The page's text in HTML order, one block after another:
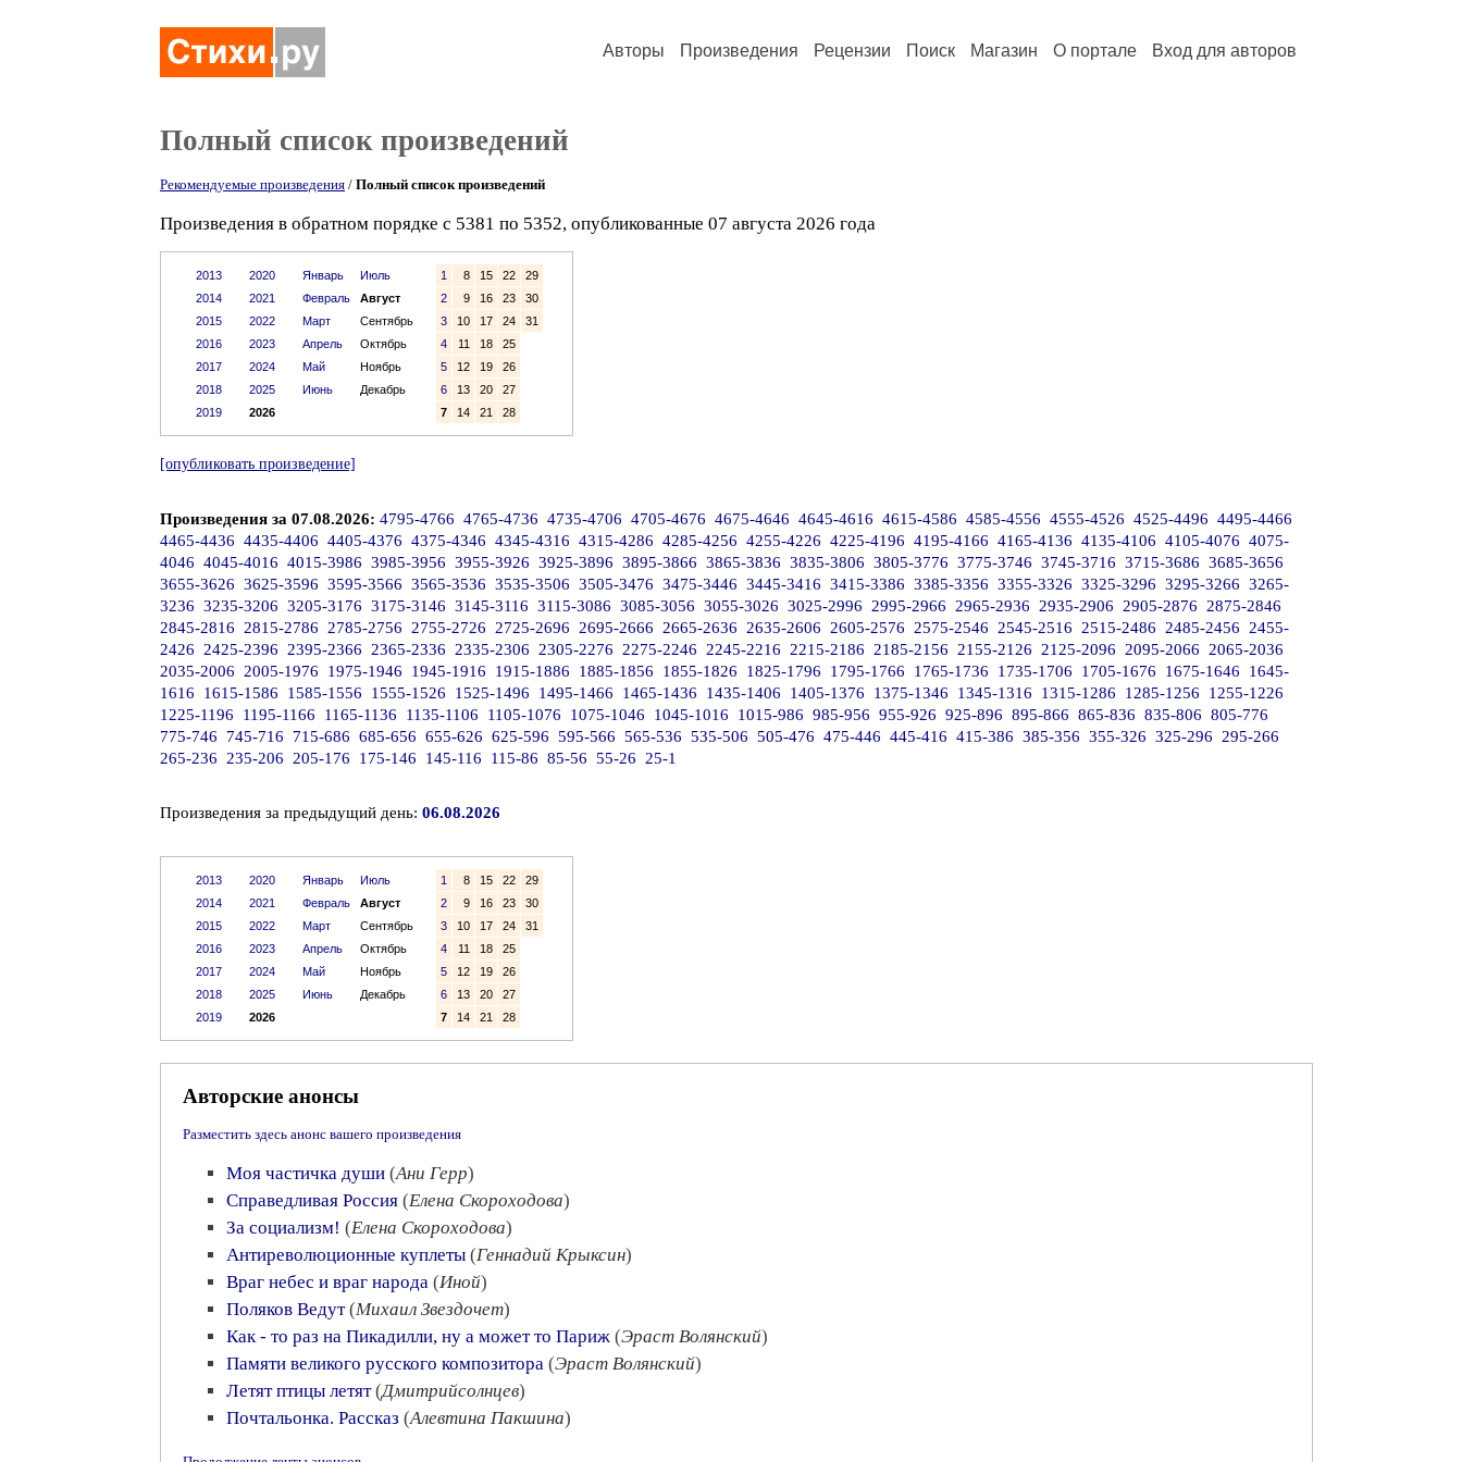
Авторы Произведения Рецензии Поиск Магазин О портале Вход для авторов
Полный список произведений
Рекомендуемые произведения / Полный список произведений
Произведения в обратном порядке с 5381 по 5352, опубликованные 07 августа 2026 года
2013
2014
2015
2016
2017
2018
2019
2020
2021
2022
2023
2024
2025
2026
Январь
Июль
Февраль
Август
Март
Сентябрь
Апрель
Октябрь
Май
Ноябрь
Июнь
Декабрь
1 8 15 22
29
2
9 16 23
30
3
10 17 24
31
4
11 18
25
5
12 19
26
6
13 20
27
7
14 21 28
[опубликовать произведение]
Произведения за 07.08.2026: 4795-4766 4765-4736 4735-4706 4705-4676 4675-4646 4645-4616 4615-4586 4585-4556 4555-4526 4525-4496 4495-4466
4465-4436 4435-4406 4405-4376 4375-4346 4345-4316 4315-4286 4285-4256 4255-4226 4225-4196 4195-4166 4165-4136 4135-4106 4105-4076 4075-
4046 4045-4016 4015-3986 3985-3956 3955-3926 3925-3896 3895-3866 3865-3836 3835-3806 3805-3776 3775-3746 3745-3716 3715-3686 3685-3656
3655-3626 3625-3596 3595-3566 3565-3536 3535-3506 3505-3476 3475-3446 3445-3416 3415-3386 3385-3356 3355-3326 3325-3296 3295-3266 3265-
3236 3235-3206 3205-3176 3175-3146 3145-3116 3115-3086 3085-3056 3055-3026 3025-2996 2995-2966 2965-2936 2935-2906 2905-2876
2875-2846
2845-2816
2815-2786 2785-2756 2755-2726 2725-2696 2695-2666 2665-2636 2635-2606 2605-2576 2575-2546 2545-2516 2515-2486 2485-2456
2455-
2426
2425-2396 2395-2366 2365-2336 2335-2306 2305-2276 2275-2246 2245-2216 2215-2186 2185-2156 2155-2126 2125-2096 2095-2066
2065-2036
2035-2006
2005-1976 1975-1946 1945-1916 1915-1886 1885-1856 1855-1826 1825-1796 1795-1766 1765-1736 1735-1706 1705-1676 1675-1646
1645-
1616
1615-1586 1585-1556 1555-1526 1525-1496 1495-1466 1465-1436 1435-1406 1405-1376 1375-1346 1345-1316 1315-1286 1285-1256
1255-1226
1225-1196
1195-1166 1165-1136 1135-1106 1105-1076 1075-1046 1045-1016 1015-986 985-956 955-926 925-896 895-866 865-836 835-806 805-776
775-746
745-716 715-686 685-656 655-626 625-596 595-566 565-536 535-506 505-476 475-446 445-416 415-386 385-356 355-326 325-296
295-266
265-236
235-206 205-176 175-146 145-116 115-86 85-56 55-26 25-1
Произведения за предыдущий день: 06.08.2026
2013
2014
2015
2016
2017
2018
2019
2020
2021
2022
2023
2024
2025
2026
Январь
Июль
Февраль
Август
Март
Сентябрь
Апрель
Октябрь
Май
Ноябрь
Июнь
Декабрь
1 8 15 22
29
2
9 16 23
30
3
10 17 24
31
4
11 18
25
5
12 19
26
6
13 20
27
7
14 21 28
Авторские анонсы
Разместить здесь анонс вашего произведения
Моя частичка души (Ани Герр)
Справедливая Россия (Елена Скороходова)
За социализм! (Елена Скороходова)
Антиреволюционные куплеты (Геннадий Крыксин)
Враг небес и враг народа (Иной)
Поляков Ведут(Михаил Звездочет)
Как - то раз на Пикадилли, ну а может то Париж (Эраст Волянский)
Памяти великого русского композитора (Эраст Волянский)
Летят птицы летят(Дмитрийсолнцев)
Почтальонка. Рассказ (Алевтина Пакшина)